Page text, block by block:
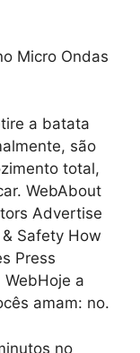
a batata
são
total,
WebAbout
Advertise
Safety How
Press
a
amam: no.